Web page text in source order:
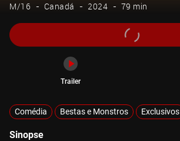
M/16 Canadá 2024 79 min
Trailer
Comédia Bestas e Monstros Exclusivos
Sinopse